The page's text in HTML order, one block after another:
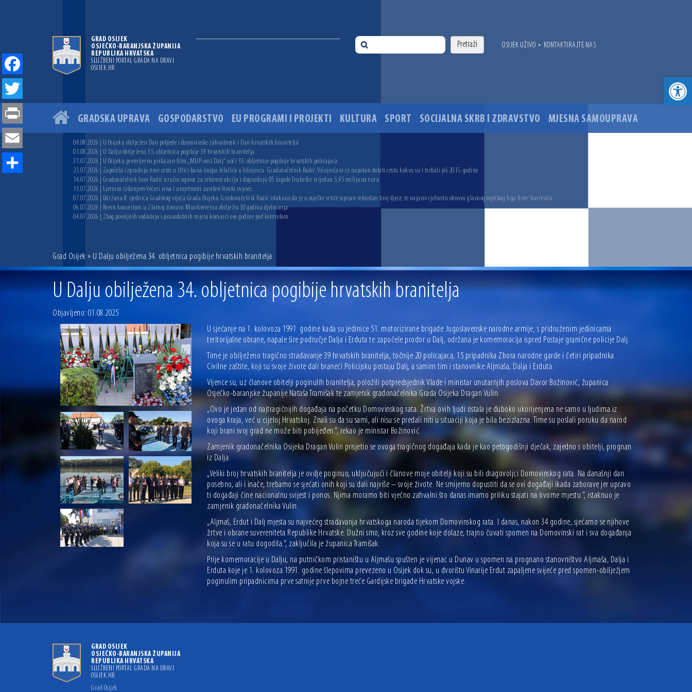
GRAD OSIJEK
OSJEČKO-BARANJSKA ŽUPANIJA
REPUBLIKA HRVATSKA
SLUŽBENI PORTAL GRADA NA DRAVI
OSIJEK.HR
OSIJEK UŽIVO • KONTAKTIRAJTE NAS
GRADSKA UPRAVA GOSPODARSTVO EU PROGRAMI I PROJEKTI KULTURA SPORT SOCIJALNA SKRB I ZDRAVSTVO MJESNA SAMOUPRAVA
04.08.2026 | U Osijeku obilježen Dan pobjede i domovinske zahvalnosti i Dan hrvatskih branitelja
01.08.2026 | U Dalju obilježena 35. obljetnica pogibije 39 hrvatskih branitelja
31.07.2026 | U Osijeku premijerno prikazan film „MUP-ovci Dalj“ uoči 35. obljetnice pogibije hrvatskih policajaca
23.07.2026 | Započela izgradnja nove ceste u Ulici bana Josipa Jelačića u Višnjevcu. Gradonačelnik Radić: Višnjevčani će napokon dobiti cestu kakvu su i trebali još 2015. godine
14.07.2026 | Gradonačelnik Ivan Radić uručio ugovor za rekonstrukciju i dogradnju OŠ Jagode Truhelke vrijedan 5,45 milijuna eura
13.07.2026 | Ljetnim izdanjem Večeri vina i umjetnosti završen Vinski mjesec
07.07.2026 | Održana 8. sjednica Gradskog vijeća Grada Osijeka. Gradonačelnik Radić istaknuo da je u osječke vrtiće upisan rekordan broj djece, te najavio cjelovitu obnovu glavnog osječkog Trga Ante Starčevića
06.07.2026 | Brevis koncertom u Zlatnoj dvorani Musikvereina obilježio 30 godina djelovanja
04.07.2026 | Zbog povoljnih vodostaja i pravodobnih mjera komarci ove godine pod kontrolom
Grad Osijek » U Dalju obilježena 34. obljetnica pogibije hrvatskih branitelja
U Dalju obilježena 34. obljetnica pogibije hrvatskih branitelja
Objavljeno: 01.08.2025
U sjećanje na 1. kolovoza 1991. godine kada su jedinice 51. motorizirane brigade Jugoslavenske narodne armije, s pridruženim jedinicama
teritorijalne obrane, napale šire područje Dalja i Erduta te započele prodor u Dalj, održana je komemoracija ispred Postaje granične policije Dalj.
Time je obilježeno tragično stradavanje 39 hrvatskih branitelja, točnije 20 policajaca, 15 pripadnika Zbora narodne garde i četiri pripadnika
Civilne zaštite, koji su svoje živote dali braneći Policijsku postaju Dalj, a samim tim i stanovnike Aljmaša, Dalja i Erduta.
Vijence su, uz članove obitelji poginulih branitelja, položili potpredsjednik Vlade i ministar unutarnjih poslova Davor Božinović, županica
Osječko-baranjske županije Nataša Tramišak te zamjenik gradonačelnika Grada Osijeka Dragan Vulin.
„Ovo je jedan od najtragičnijih događaja na početku Domovinskog rata. Žrtva ovih ljudi ostala je duboko ukorijenjena ne samo u ljudima iz
ovoga kraja, već u cijeloj Hrvatskoj. Znali su da su sami, ali nisu se predali niti u situaciji koja je bila bezizlazna. Time su poslali poruku da narod
koji brani svoj grad ne može biti pobijeđen.“, rekao je ministar Božinović.
Zamjenik gradonačelnika Osijeka Dragan Vulin prisjetio se ovoga tragičnog događaja kada je kao petogodišnji dječak, zajedno s obitelji, prognan
iz Dalja.
„Veliki broj hrvatskih branitelja je ovdje poginuo, uključujući i članove moje obitelji koji su bili dragovoljci Domovinskog rata. Na današnji dan
posebno, ali i inače, trebamo se sjećati onih koji su dali najviše – svoje živote. Ne smijemo dopustiti da se ovi događaji ikada zaborave jer upravo
ti događaji čine nacionalnu svijest i ponos. Njima moramo biti vječno zahvalni što danas imamo priliku stajati na ovome mjestu.“, istaknuo je
zamjenik gradonačelnika Vulin.
„Aljmaš, Erdut i Dalj mjesta su najvećeg stradavanja hrvatskoga naroda tijekom Domovinskog rata. I danas, nakon 34 godine, sjećamo se njihove
žrtve i obrane suvereniteta Republike Hrvatske. Dužni smo, kroz sve godine koje dolaze, trajno čuvati spomen na Domovinski rat i sva događanja
koja su se u ratu dogodila.“, zaključila je županica Tramišak.
Prije komemoracije u Dalju, na putničkom pristaništu u Aljmašu spušten je vijenac u Dunav u spomen na prognano stanovništvo Aljmaša, Dalja i
Erduta koje je 1. kolovoza 1991. godine šlepovima prevezeno u Osijek dok su, u dvorištu Vinarije Erdut zapaljene svijeće pred spomen-obilježjem
poginulim pripadnicima prve satnije prve bojne treće Gardijske brigade Hrvatske vojske.
GRAD OSIJEK
OSJEČKO-BARANJSKA ŽUPANIJA
REPUBLIKA HRVATSKA
SLUŽBENI PORTAL GRADA NA DRAVI
OSIJEK.HR
Grad Osijek
Facebook
Twitter
Print
Email